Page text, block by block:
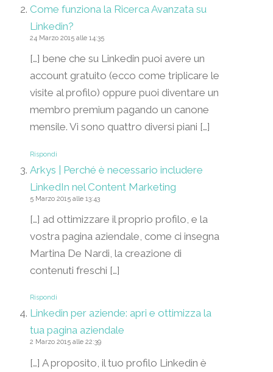
Come funziona la Ricerca Avanzata su
Linkedin?
24 Marzo 2015 alle 14:35
[…] bene che su Linkedin puoi avere un
account gratuito (ecco come triplicare le
visite al profilo) oppure puoi diventare un
membro premium pagando un canone
mensile. Vi sono quattro diversi piani […]
Rispondi
Arkys | Perché è necessario includere
LinkedIn nel Content Marketing
5 Marzo 2015 alle 13:43
[…] ad ottimizzare il proprio profilo, e la
vostra pagina aziendale, come ci insegna
Martina De Nardi, la creazione di
contenuti freschi […]
Rispondi
Linkedin per aziende: apri e ottimizza la
tua pagina aziendale
2 Marzo 2015 alle 22:39
[…] A proposito, il tuo profilo Linkedin è